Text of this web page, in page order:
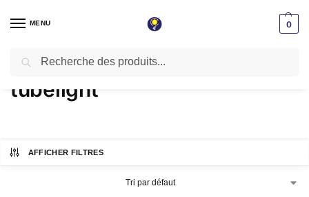
MENU 0
Accueil / Produits identifiés “tubelight”
tubelight
AFFICHER FILTRES